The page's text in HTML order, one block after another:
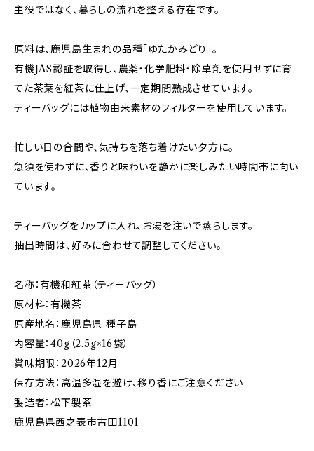
主役ではなく、暮らしの流れを整える存在です。
原料は、鹿児島生まれの品種「ゆたかみどり」。
有機JAS認証を取得し、農薬・化学肥料・除草剤を使用せずに育
てた茶葉を紅茶に仕上げ、一定期間熟成させています。
ティーバッグには植物由来素材のフィルターを使用しています。
忙しい日の合間や、気持ちを落ち着けたい夕方に。
急須を使わずに、香りと味わいを静かに楽しみたい時間帯に向い
ています。
ティーバッグをカップに入れ、お湯を注いで蒸らします。
抽出時間は、好みに合わせて調整してください。
名称：有機和紅茶（ティーバッグ）
原材料：有機茶
原産地名：鹿児島県 種子島
内容量：40g（2.5g×16袋）
賞味期限：2026年12月
保存方法：高温多湿を避け、移り香にご注意ください
製造者：松下製茶
鹿児島県西之表市古田1101